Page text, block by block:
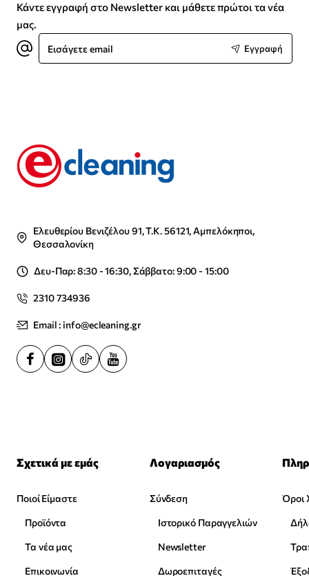
Κάντε εγγραφή στο Newsletter και μάθετε πρώτοι τα νέα
μας.
Εισάγετε
email
Εγγραφή
Ελευθερίου Βενιζέλου 91, Τ.Κ. 56121, Αμπελόκηποι,
Θεσσαλονίκη
Δευ-Παρ: 8:30 - 16:30, Σάββατο: 9:00 - 15:00
2310 734936
Email : info@ecleaning.gr
Σχετικά με εμάς
Ποιοί Είμαστε
Προϊόντα
Τα νέα μας
Επικοινωνία
Λογαριασμός
Σύνδεση
Ιστορικό Παραγγελιών
Newsletter
Δωροεπιταγές
Όροι